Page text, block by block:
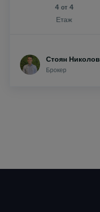
4 от4
Етаж
Стоян Николов
Брокер